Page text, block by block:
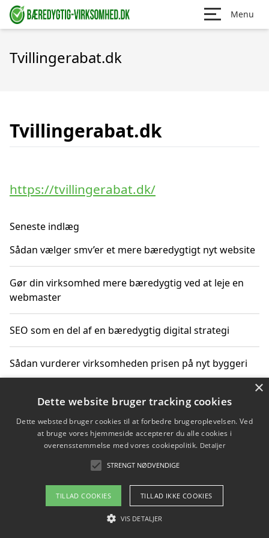
Menu
Tvillingerabat.dk
Tvillingerabat.dk
https://tvillingerabat.dk/
Seneste indlæg
Sådan vælger smv’er et mere bæredygtigt nyt website
Gør din virksomhed mere bæredygtig ved at leje en
webmaster
SEO som en del af en bæredygtig digital strategi
Sådan vurderer virksomheden prisen på nyt byggeri
Sådan får du hjælp til en hjemmeside uden binding
Copyright 2026 - Pilanto Aps
Om / kontakt
Blog Betingelser
×
Dette website bruger tracking cookies
Dette websted bruger cookies til at forbedre brugeroplevelsen. Ved
at bruge vores hjemmeside accepterer du alle cookies i
overensstemmelse med vores cookiepolitik. Detaljer
STRENGT NØDVENDIGE
TILLAD COOKIES TILLAD IKKE COOKIES
VIS DETALJER